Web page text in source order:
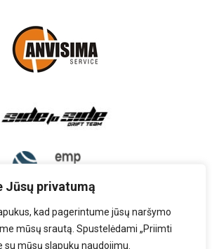
Jūsų privatumą
kad pagerintume jūsų naršymo
mūsų srautą. Spustelėdami „Priimti
su mūsų slapukų naudojimu.